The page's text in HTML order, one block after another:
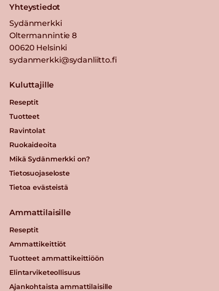
Yhteystiedot
Sydänmerkki
Oltermannintie 8
00620 Helsinki
sydanmerkki@sydanliitto.fi
Kuluttajille
Reseptit
Tuotteet
Ravintolat
Ruokaideoita
Mikä Sydänmerkki on?
Tietosuojaseloste
Tietoa evästeistä
Ammattilaisille
Reseptit
Ammattikeittiöt
Tuotteet ammattikeittiöön
Elintarviketeollisuus
Ajankohtaista ammattilaisille